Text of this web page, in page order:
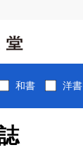
和書 洋書